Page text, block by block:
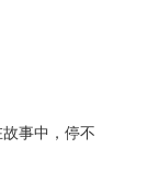
事中，停不